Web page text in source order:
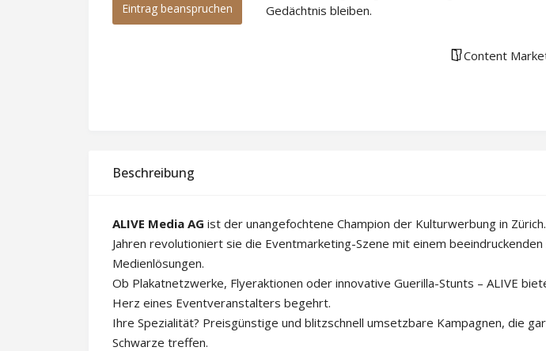
Eintrag beanspruchen
Gedächtnis bleiben.
Content
Beschreibung
ALIVE Media AG ist der unangefochtene Champion der Kulturwerbung in
Jahren revolutioniert sie die Eventmarketing-Szene mit einem beeindruckenden
Medienlösungen.
Ob Plakatnetzwerke, Flyeraktionen oder innovative Guerilla-Stunts – ALIVE
Herz eines Eventveranstalters begehrt.
Ihre Spezialität? Preisgünstige und blitzschnell umsetzbare Kampagnen, die
Schwarze treffen.